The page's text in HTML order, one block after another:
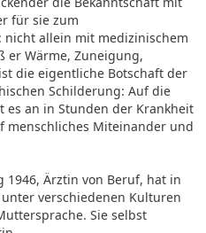
für sie zum
allein mit medizinischem
er Wärme, Zuneigung,
die eigentliche Botschaft der
Schilderung: Auf die
es an in Stunden der Krankheit
menschliches Miteinander und
1946, Ärztin von Beruf, hat in
verschiedenen Kulturen
Sie selbst